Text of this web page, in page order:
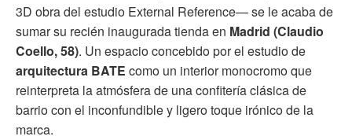
3D obra del estudio External Reference— se le acaba de
sumar su recién inaugurada tienda en Madrid (Claudio
Coello, 58). Un espacio concebido por el estudio de
arquitectura BATE como un interior monocromo que
reinterpreta la atmósfera de una confitería clásica de
barrio con el inconfundible y ligero toque irónico de la
marca.